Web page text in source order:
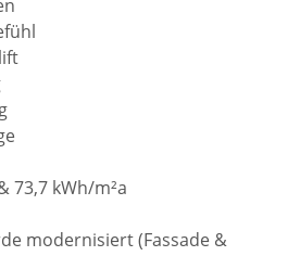
73,7 kWh/m²a
modernisiert (Fassade &